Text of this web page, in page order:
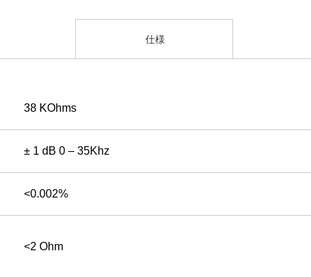
仕様
38 KOhms
± 1 dB 0 – 35Khz
<0.002%
<2 Ohm